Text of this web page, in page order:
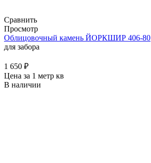
Сравнить
Просмотр
Облицовочный камень ЙОРКШИР 406-80
для забора
1 650 ₽
Цена за 1 метр кв
В наличии